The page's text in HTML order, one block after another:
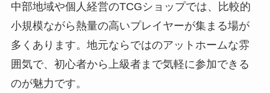
中部地域や個人経営のTCGショップでは、比較的
小規模ながら熱量の高いプレイヤーが集まる場が
多くあります。地元ならではのアットホームな雰
囲気で、初心者から上級者まで気軽に参加できる
のが魅力です。